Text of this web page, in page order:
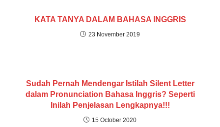
KATA TANYA DALAM BAHASA INGGRIS
23 November 2019
Sudah Pernah Mendengar Istilah Silent Letter
dalam Pronunciation Bahasa Inggris? Seperti
Inilah Penjelasan Lengkapnya!!!
15 October 2020